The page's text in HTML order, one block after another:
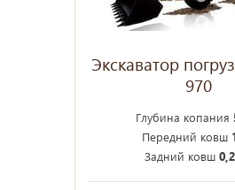
Экскаватор
970
Глубина копания
Передний ковш
Задний ковш